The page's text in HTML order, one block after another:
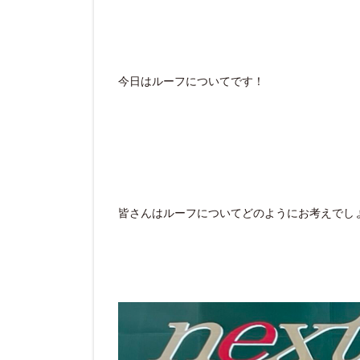
今日はルーフについてです！
皆さんはルーフについてどのようにお考えでし